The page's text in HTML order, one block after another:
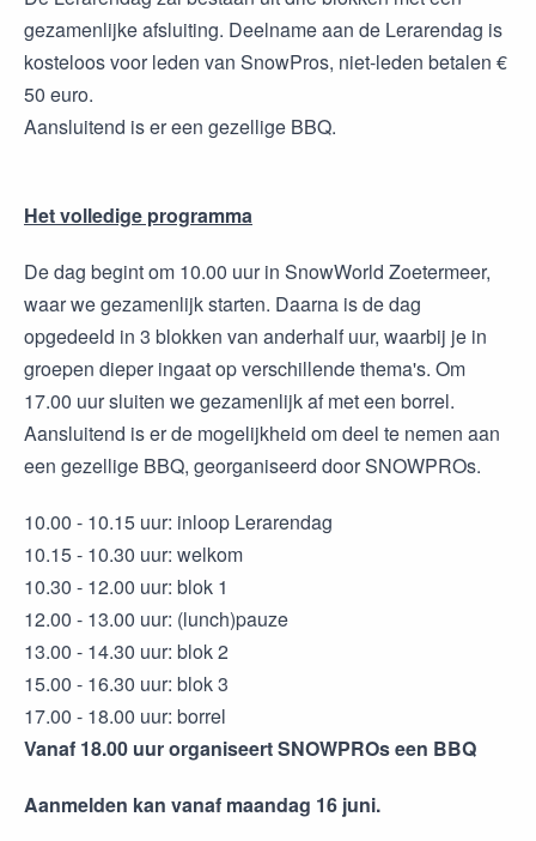
gezamenlijke afsluiting. Deelname aan de Lerarendag is
kosteloos voor leden van SnowPros, niet-leden betalen €
50 euro.
Aansluitend is er een gezellige BBQ.
Het volledige programma
De dag begint om 10.00 uur in SnowWorld Zoetermeer,
waar we gezamenlijk starten. Daarna is de dag
opgedeeld in 3 blokken van anderhalf uur, waarbij je in
groepen dieper ingaat op verschillende thema's. Om
17.00 uur sluiten we gezamenlijk af met een borrel.
Aansluitend is er de mogelijkheid om deel te nemen aan
een gezellige BBQ, georganiseerd door SNOWPROs.
10.00 - 10.15 uur: inloop Lerarendag
10.15 - 10.30 uur: welkom
10.30 - 12.00 uur: blok 1
12.00 - 13.00 uur: (lunch)pauze
13.00 - 14.30 uur: blok 2
15.00 - 16.30 uur: blok 3
17.00 - 18.00 uur: borrel
Vanaf 18.00 uur organiseert SNOWPROs een BBQ
Aanmelden kan vanaf maandag 16 juni.